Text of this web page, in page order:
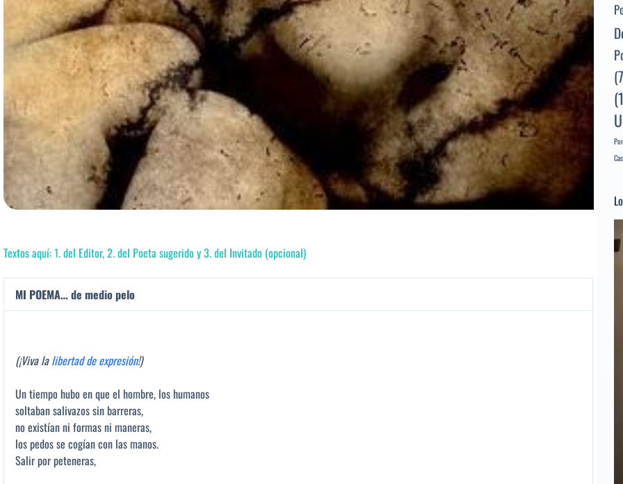
Textos aquí: 1. del Editor, 2. del Poeta sugerido y 3. del Invitado (opcional)
MI POEMA… de medio pelo
(¡Viva lalibertad de expresión!)
Un tiempo hubo en que el hombre, los humanos
soltaban salivazos sin barreras,
no existían ni formas ni maneras,
los pedos se cogían con las manos.
Salir por peteneras,
de